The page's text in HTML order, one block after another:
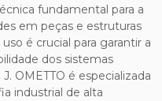
fundamental para a
em peças e estruturas
é crucial para garantir a
dos sistemas
OMETTO é especializada
industrial de alta